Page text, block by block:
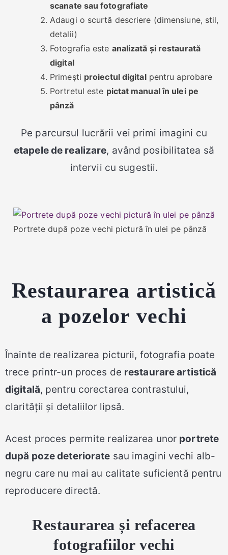
scanate sau fotografiate
Adaugi o scurtă descriere (dimensiune, stil,
detalii)
Fotografia este analizată și restaurată
digital
Primești proiectul digitalpentru aprobare
Portretul este pictat manual în ulei pe
pânză
Pe parcursul lucrării vei primi imagini cu
etapele de realizare, având posibilitatea să
intervii cu sugestii.
Portrete după poze vechi pictură în ulei pe pânză
Restaurarea artistică
a pozelor vechi
Înainte de realizarea picturii, fotografia poate
trece printr-un proces de restaurare artistică
digitală, pentru corectarea contrastului,
clarității și detaliilor lipsă.
Acest proces permite realizarea unor portrete
după poze deteriorate sau imagini vechi alb-
negru care nu mai au calitate suficientă pentru
reproducere directă.
Restaurarea și refacerea
fotografiilor vechi